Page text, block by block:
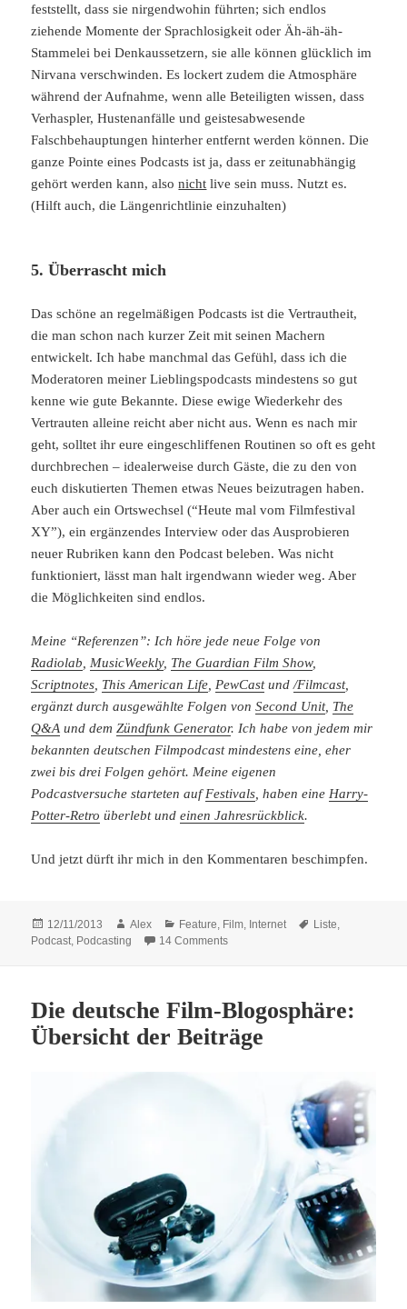
feststellt, dass sie nirgendwohin führten; sich endlos
ziehende Momente der Sprachlosigkeit oder Äh-äh-äh-
Stammelei bei Denkaussetzern, sie alle können glücklich im
Nirvana verschwinden. Es lockert zudem die Atmosphäre
während der Aufnahme, wenn alle Beteiligten wissen, dass
Verhaspler, Hustenanfälle und geistesabwesende
Falschbehauptungen hinterher entfernt werden können. Die
ganze Pointe eines Podcasts ist ja, dass er zeitunabhängig
gehört werden kann, alsonicht live sein muss. Nutzt es.
(Hilft auch, die Längenrichtlinie einzuhalten)
5. Überrascht mich
Das schöne an regelmäßigen Podcasts ist die Vertrautheit,
die man schon nach kurzer Zeit mit seinen Machern
entwickelt. Ich habe manchmal das Gefühl, dass ich die
Moderatoren meiner Lieblingspodcasts mindestens so gut
kenne wie gute Bekannte. Diese ewige Wiederkehr des
Vertrauten alleine reicht aber nicht aus. Wenn es nach mir
geht, solltet ihr eure eingeschliffenen Routinen so oft es geht
durchbrechen – idealerweise durch Gäste, die zu den von
euch diskutierten Themen etwas Neues beizutragen haben.
Aber auch ein Ortswechsel (“Heute mal vom Filmfestival
XY”), ein ergänzendes Interview oder das Ausprobieren
neuer Rubriken kann den Podcast beleben. Was nicht
funktioniert, lässt man halt irgendwann wieder weg. Aber
die Möglichkeiten sind endlos.
Meine “Referenzen”: Ich höre jede neue Folge von
Radiolab
MusicWeekly, The Guardian Film Show,
Scriptnotes This American Life PewCastund/Filmcast,
ergänzt durch ausgewählte Folgen vonSecond Unit, The
Q&A und demZündfunk Generator. Ich habe von jedem mir
bekannten deutschen Filmpodcast mindestens eine, eher
zwei bis drei Folgen gehört. Meine eigenen
Podcastversuche starteten aufFestivals , haben eine Harry-
Potter-Retro überlebt undeinen Jahresrückblick.
Und jetzt dürft ihr mich in den Kommentaren beschimpfen.
Posted
on
12/11/2013 Author
Alex Categories
Feature, Film, Internet Tags
Liste,
Podcast, Podcasting 14 Commentson 5 Dinge, mit denen ihr mich
Die deutsche Film-Blogosphäre:
Übersicht der Beiträge